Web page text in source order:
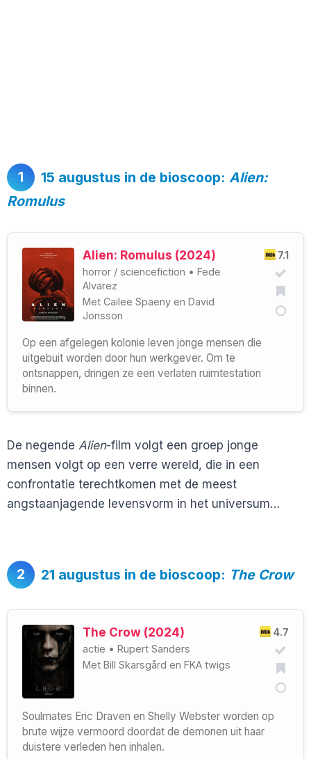
1 15 augustus in de bioscoop: Alien:
Romulus
7.1
Alien: Romulus (2024)
horror / sciencefiction • Fede
Alvarez
Met Cailee Spaeny en David
Jonsson
Op een afgelegen kolonie leven jonge mensen die
uitgebuit worden door hun werkgever. Om te
ontsnappen, dringen ze een verlaten ruimtestation
binnen.
De negende Alien-film volgt een groep jonge
mensen volgt op een verre wereld, die in een
confrontatie terechtkomen met de meest
angstaanjagende levensvorm in het universum…
2 21 augustus in de bioscoop: The Crow
4.7
The Crow (2024)
actie • Rupert Sanders
Met Bill Skarsgård en FKA twigs
Soulmates Eric Draven en Shelly Webster worden op
brute wijze vermoord doordat de demonen uit haar
duistere verleden hen inhalen.